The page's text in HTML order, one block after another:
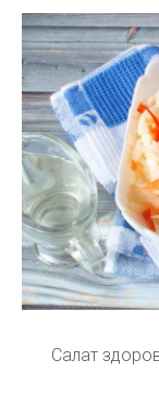
Салат